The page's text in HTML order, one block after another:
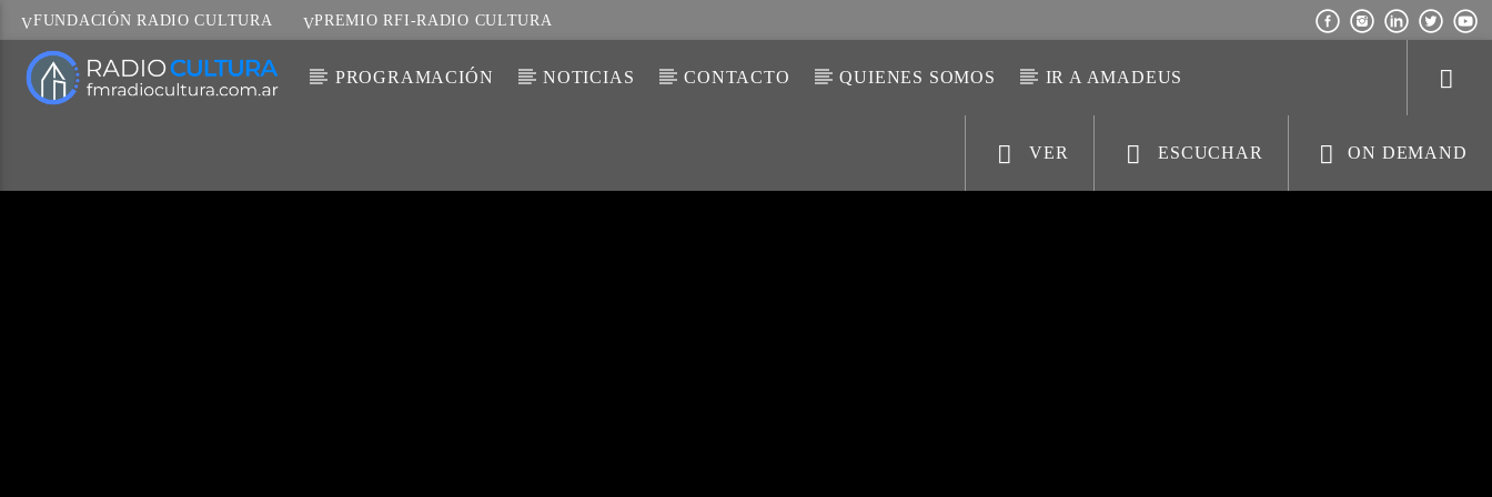
FUNDACIÓN RADIO CULTURA PREMIO RFI-RADIO CULTURA
PROGRAMACIÓN NOTICIAS CONTACTO QUIENES SOMOS IR A AMADEUS
ON DEMAND
ESCUCHAR
VER